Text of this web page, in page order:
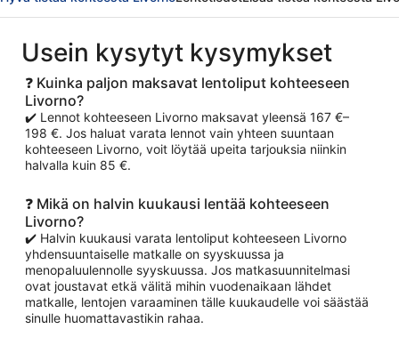
Usein kysytyt kysymykset
❓ Kuinka paljon maksavat lentoliput kohteeseen
Livorno?
✔️ Lennot kohteeseen Livorno maksavat yleensä 167 €–
198 €. Jos haluat varata lennot vain yhteen suuntaan
kohteeseen Livorno, voit löytää upeita tarjouksia niinkin
halvalla kuin 85 €.
❓ Mikä on halvin kuukausi lentää kohteeseen
Livorno?
✔️ Halvin kuukausi varata lentoliput kohteeseen Livorno
yhdensuuntaiselle matkalle on syyskuussa ja
menopaluulennolle syyskuussa. Jos matkasuunnitelmasi
ovat joustavat etkä välitä mihin vuodenaikaan lähdet
matkalle, lentojen varaaminen tälle kuukaudelle voi säästää
sinulle huomattavastikin rahaa.